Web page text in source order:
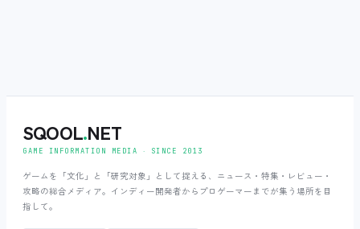
SQOOL.NET
GAME INFORMATION MEDIA ‧ SINCE 2013
ゲームを「文化」と「研究対象」として捉える、ニュース・特集・レビュー・
攻略の総合メディア。インディー開発者からプロゲーマーまでが集う場所を目
指して。